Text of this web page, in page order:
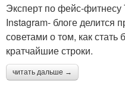
Эксперт по фейс-
Instagram- блоге делится
советами о том, как
кратчайшие строки.
читать дальше →